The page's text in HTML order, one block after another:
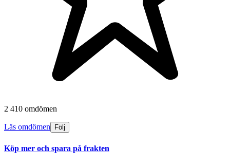
2 410 omdömen
Läs omdömen Följ
Köp mer och spara på frakten